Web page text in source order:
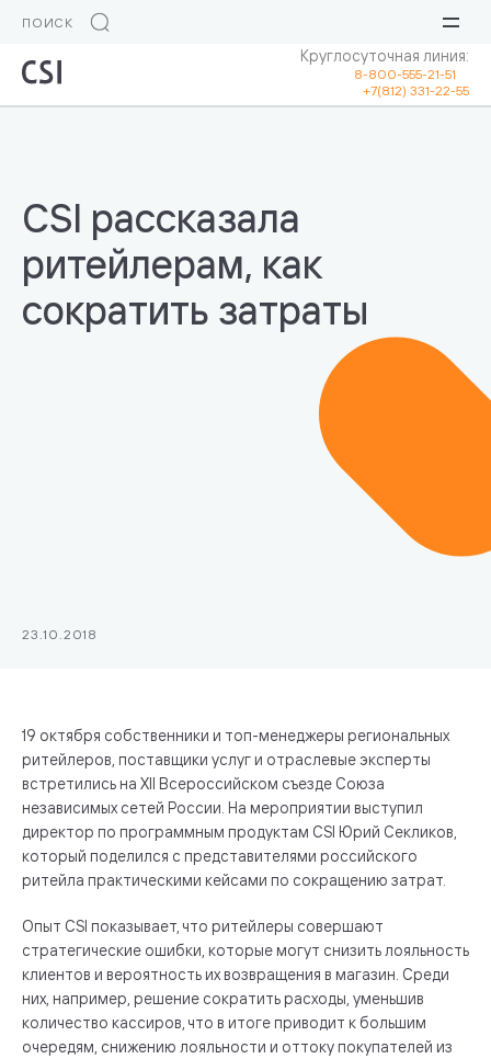
Круглосуточная линия:
8-800-555-21-51
+7(812) 331-22-55
CSI рассказала
ритейлерам, как
сократить затраты
23.10.2018
19 октября собственники и топ-менеджеры региональных
ритейлеров, поставщики услуг и отраслевые эксперты
встретились на XII Всероссийском съезде Союза
независимых сетей России. На мероприятии выступил
директор по программным продуктам CSI Юрий Секликов,
который поделился с представителями российского
ритейла практическими кейсами по сокращению затрат.
Опыт CSI показывает, что ритейлеры совершают
стратегические ошибки, которые могут снизить лояльность
клиентов и вероятность их возвращения в магазин. Среди
них, например, решение сократить расходы, уменьшив
количество кассиров, что в итоге приводит к большим
очередям, снижению лояльности и оттоку покупателей из